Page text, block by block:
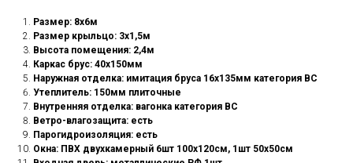
Размер: 8х6м
Размер крыльцо: 3х1,5м
Высота помещения: 2,4м
Каркас брус: 40х150мм
Наружная отделка: имитация бруса 16х135мм категория ВС
Утеплитель: 150мм плиточные
Внутренняя отделка: вагонка категория ВС
Ветро-влагозащита: есть
Парогидроизоляция: есть
Окна: ПВХ двухкамерный 6шт 100х120см, 1шт 50х50см